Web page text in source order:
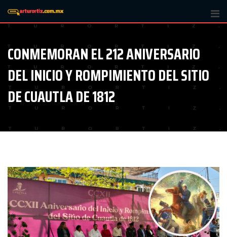
content
CONMEMORAN EL 212 ANIVERSARIO
DEL INICIO Y ROMPIMIENTO DEL SITIO
DE CUAUTLA DE 1812